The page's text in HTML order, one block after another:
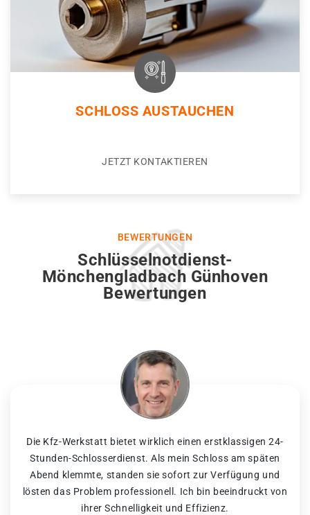
SCHLOSS AUSTAUCHEN
JETZT KONTAKTIEREN
BEWERTUNGEN
Schlüsselnotdienst-
Mönchengladbach Günhoven
Bewertungen
Die Kfz-Werkstatt bietet wirklich einen erstklassigen 24-
Stunden-Schlosserdienst. Als mein Schloss am späten
Abend klemmte, standen sie sofort zur Verfügung und
lösten das Problem professionell. Ich bin beeindruckt von
ihrer Schnelligkeit und Effizienz.